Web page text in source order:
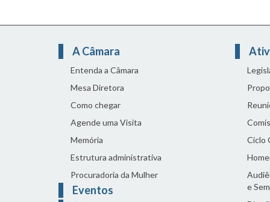
A Câmara
Entenda a Câmara
Mesa Diretora
Como chegar
Agende uma Visita
Memória
Estrutura administrativa
Procuradoria da Mulher
Eventos
Ciclo
e